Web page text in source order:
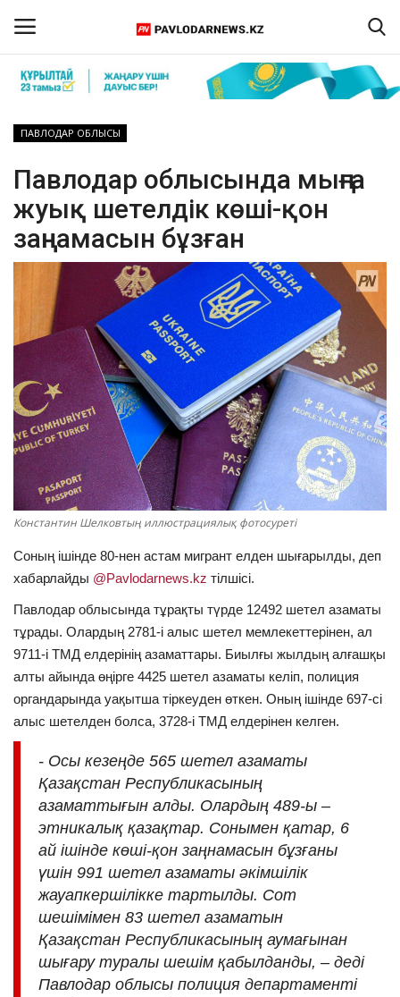
Тіркелу
Бізбен байланыс
ПАВЛОДАР ОБЛЫСЫ
ҚАЗАҚСТАН
ӘЛЕМ
Спорт
ОЙЫН-САУЫҚ
АРНАЙЫ ЖОБА
OFFICIAL
Құрылтай
Тілді тандаңыз
Қазақша Русский
ПАВЛОДАР ОБЛЫСЫ
Павлодар облысында мыңға
жуық шетелдік көші-қон
заңнамасын бұзған
Константин Шелковтың иллюстрациялық фотосуреті
Соның ішінде 80-нен астам мигрант елден шығарылды, деп
хабарлайды @Pavlodarnews.kz тілшісі.
Павлодар облысында тұрақты түрде 12492 шетел азаматы
тұрады. Олардың 2781-і алыс шетел мемлекеттерінен, ал
9711-і ТМД елдерінің азаматтары. Биылғы жылдың алғашқы
алты айында өңірге 4425 шетел азаматы келіп, полиция
органдарында уақытша тіркеуден өткен. Оның ішінде 697-сі
алыс шетелден болса, 3728-і ТМД елдерінен келген.
- Осы кезеңде 565 шетел азаматы
Қазақстан Республикасының
азаматтығын алды. Олардың 489-ы –
этникалық қазақтар. Сонымен қатар, 6
ай ішінде көші-қон заңнамасын бұзғаны
үшін 991 шетел азаматы әкімшілік
жауапкершілікке тартылды. Сот
шешімімен 83 шетел азаматын
Қазақстан Республикасының аумағынан
шығару туралы шешім қабылданды, – деді
Павлодар облысы полиция департаменті